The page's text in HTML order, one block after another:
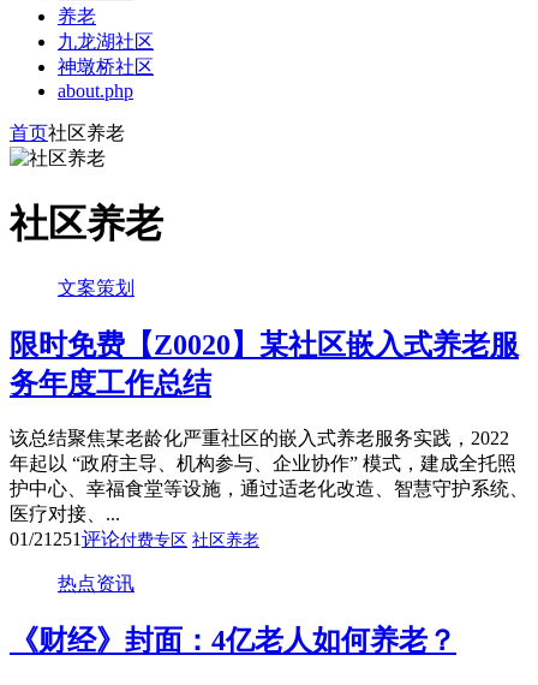
养老
九龙湖社区
神墩桥社区
about.php
首页社区养老
社区养老
文案策划
限时免费 【Z0020】某社区嵌入式养老服
务年度工作总结
该总结聚焦某老龄化严重社区的嵌入式养老服务实践，2022
年起以 “政府主导、机构参与、企业协作” 模式，建成全托照
护中心、幸福食堂等设施，通过适老化改造、智慧守护系统、
医疗对接、...
01/21 251评论付费专区 社区养老
热点资讯
《财经》封面：4亿老人如何养老？